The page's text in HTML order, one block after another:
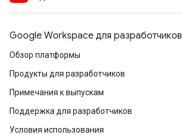
Google Workspace для разработчиков
Обзор платформы
Продукты для разработчиков
Примечания к выпускам
Поддержка для разработчиков
Условия использования